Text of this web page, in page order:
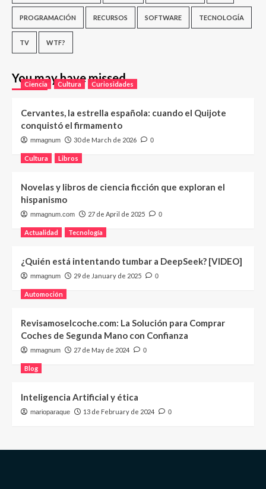
PROGRAMACIÓN RECURSOS SOFTWARE TECNOLOGÍA
TV WTF?
You may have missed
Ciencia Cultura Curiosidades
Cervantes, la estrella española: cuando el Quijote
conquistó el firmamento
mmagnum 30 de March de 2026 0
Cultura Libros
Novelas y libros de ciencia ficción que exploran el
hispanismo
mmagnum.com 27 de April de 2025 0
Actualidad Tecnología
¿Quién está intentando tumbar a DeepSeek? [VIDEO]
mmagnum 29 de January de 2025 0
Automoción
Revisamoselcoche.com: La Solución para Comprar
Coches de Segunda Mano con Confianza
mmagnum 27 de May de 2024 0
Blog
Inteligencia Artificial y ética
marioparaque 13 de February de 2024 0